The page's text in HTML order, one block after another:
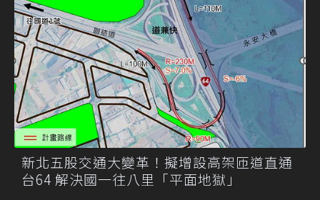
新北五股交通大變革！擬增設高架匝道直通
台64 解決國一往八里「平面地獄」